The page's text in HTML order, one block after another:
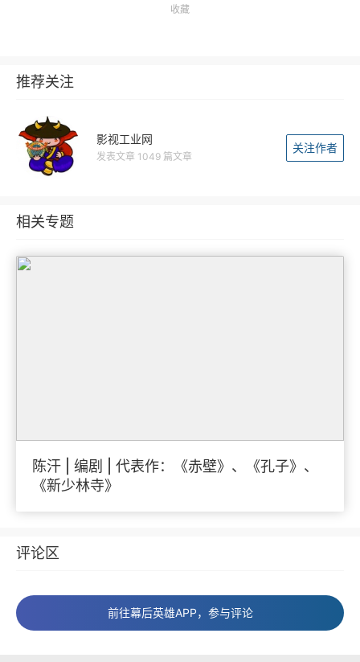
收藏
推荐关注
影视工业网
发表文章 1049 篇文章
关注作者
相关专题
陈汗 | 编剧 | 代表作：《赤壁》、《孔子》、
《新少林寺》
评论区
前往幕后英雄APP，参与评论